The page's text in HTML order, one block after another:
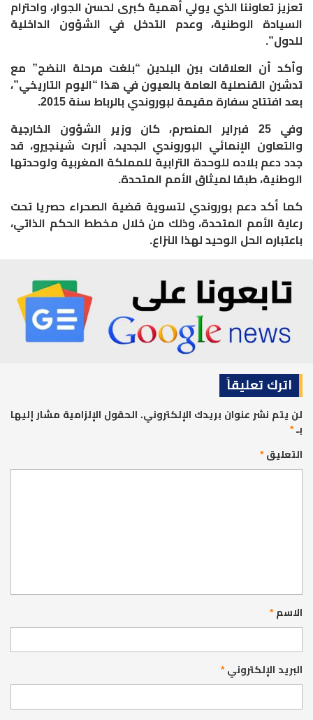
تعزيز تعاوننا الذي يولي أهمية كبرى لحسن الجوار، واحترام
السيادة الوطنية، وعدم التدخل في الشؤون الداخلية
للدول”.
وأكد أن العلاقات بين البلدين “بلغت مرحلة النضج” مع
تدشين القنصلية العامة بالعيون في هذا “اليوم التاريخي”،
بعد افتتاح سفارة مقيمة لبوروندي بالرباط سنة 2015.
وفي 25 فبراير المنصرم، كان وزير الشؤون الخارجية
والتعاون الإنمائي البوروندي الجديد، ألبرت شينجيرو، قد
جدد دعم بلاده للوحدة الترابية للمملكة المغربية ولوحدتها
الوطنية، طبقا لميثاق الأمم المتحدة.
كما أكد دعم بوروندي لتسوية قضية الصحراء حصريا تحت
رعاية الأمم المتحدة، وذلك من خلال مخطط الحكم الذاتي،
باعتباره الحل الوحيد لهذا النزاع.
اترك تعليقاً
لن يتم نشر عنوان بريدك الإلكتروني. الحقول الإلزامية مشار إليها
بـ*
التعليق*
الاسم*
البريد الإلكتروني*